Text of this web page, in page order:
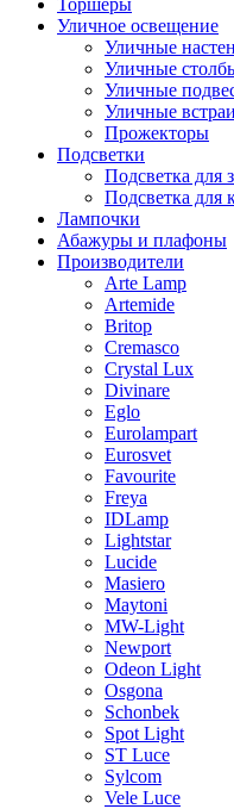
Торшеры
Уличное освещение
Уличные
Уличные
Уличные
Уличные
Прожекторы
Подсветки
Подсветка для
Подсветка для
Лампочки
Абажуры и плафоны
Производители
Arte Lamp
Artemide
Britop
Cremasco
Crystal Lux
Divinare
Eglo
Eurolampart
Eurosvet
Favourite
Freya
IDLamp
Lightstar
Lucide
Masiero
Maytoni
MW-Light
Newport
Odeon Light
Osgona
Schonbek
Spot Light
ST Luce
Sylcom
Vele Luce